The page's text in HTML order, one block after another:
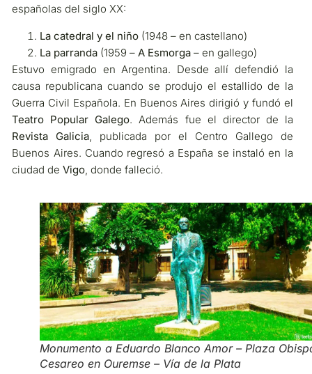
españolas del siglo XX:
La catedral y el niño (1948 – en castellano)
La parranda (1959 – A Esmorga – en gallego)
Estuvo emigrado en Argentina. Desde allí defendió la
causa republicana cuando se produjo el estallido de la
Guerra Civil Española. En Buenos Aires dirigió y fundó el
Teatro Popular Galego. Además fue el director de la
Revista Galicia , publicada por el Centro Gallego de
Buenos Aires. Cuando regresó a España se instaló en la
ciudad deVigo , donde falleció.
Monumento a Eduardo Blanco Amor – Plaza
Cesareo en Ouremse – Vía de la Plata